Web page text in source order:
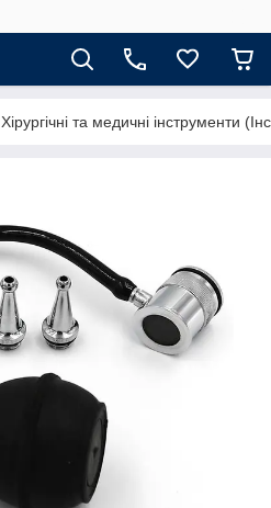
Хірургічні та медичні інструменти